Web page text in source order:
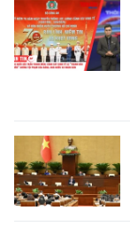
ENGLISH
РУССКИЙ